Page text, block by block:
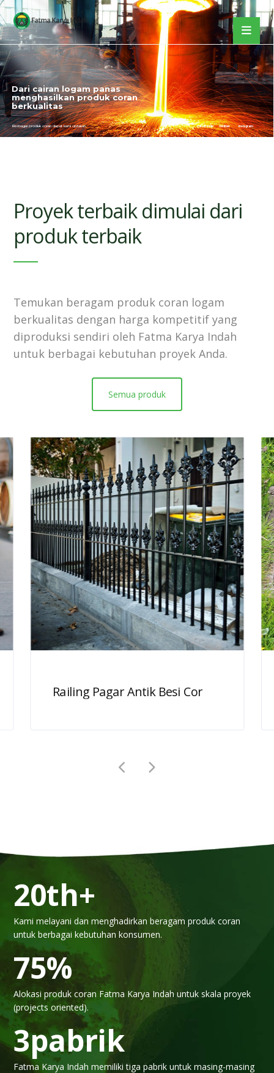
Dari cairan logam panas
menghasilkan produk coran
berkualitas
twitter
Berbagai produk coran dapat kami ciptakan facebook instagram
Proyek terbaik dimulai dari
produk terbaik
Temukan beragam produk coran logam
berkualitas dengan harga kompetitif yang
diproduksi sendiri oleh Fatma Karya Indah
untuk berbagai kebutuhan proyek Anda.
Semua produk
Railing Pagar Antik Besi Cor
20th+
Kami melayani dan menghadirkan beragam produk coran
untuk berbagai kebutuhan konsumen.
75%
Alokasi produk coran Fatma Karya Indah untuk skala proyek
(projects oriented).
3pabrik
Fatma Karya Indah memiliki tiga pabrik untuk masing-masing